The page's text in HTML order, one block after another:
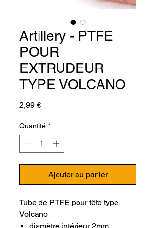
Artillery - PTFE
POUR
EXTRUDEUR
TYPE VOLCANO
2,99 €Prix
Quantité *
Ajouter au panier
Tube de PTFE pour tête type
Volcano
diamètre intérieur 2mm